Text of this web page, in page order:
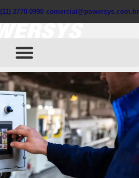
(11) 2770-0990 comercial@powersys.com.br